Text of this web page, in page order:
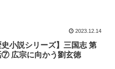
2023.12.14
史小説シリーズ】三国志 第
⑦ 広宗に向かう劉玄徳